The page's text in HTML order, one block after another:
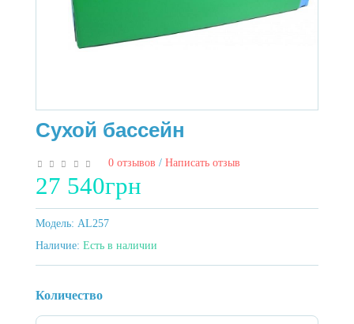
Сухой бассейн
0 отзывов / Написать отзыв
27 540грн
Модель: AL257
Наличие: Есть в наличии
Количество